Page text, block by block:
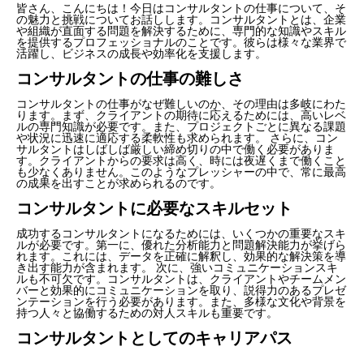
皆さん、こんにちは！今日はコンサルタントの仕事について、そ
の魅力と挑戦についてお話しします。コンサルタントとは、企業
や組織が直面する問題を解決するために、専門的な知識やスキル
を提供するプロフェッショナルのことです。彼らは様々な業界で
活躍し、ビジネスの成長や効率化を支援します。
コンサルタントの仕事の難しさ
コンサルタントの仕事がなぜ難しいのか、その理由は多岐にわた
ります。まず、クライアントの期待に応えるためには、高いレベ
ルの専門知識が必要です。また、プロジェクトごとに異なる課題
や状況に迅速に適応する柔軟性も求められます。 さらに、コン
サルタントはしばしば厳しい締め切りの中で働く必要がありま
す。クライアントからの要求は高く、時には夜遅くまで働くこと
も少なくありません。このようなプレッシャーの中で、常に最高
の成果を出すことが求められるのです。
コンサルタントに必要なスキルセット
成功するコンサルタントになるためには、いくつかの重要なスキ
ルが必要です。第一に、優れた分析能力と問題解決能力が挙げら
れます。これには、データを正確に解釈し、効果的な解決策を導
き出す能力が含まれます。 次に、強いコミュニケーションスキ
ルも不可欠です。コンサルタントは、クライアントやチームメン
バーと効果的にコミュニケーションを取り、説得力のあるプレゼ
ンテーションを行う必要があります。また、多様な文化や背景を
持つ人々と協働するための対人スキルも重要です。
コンサルタントとしてのキャリアパス